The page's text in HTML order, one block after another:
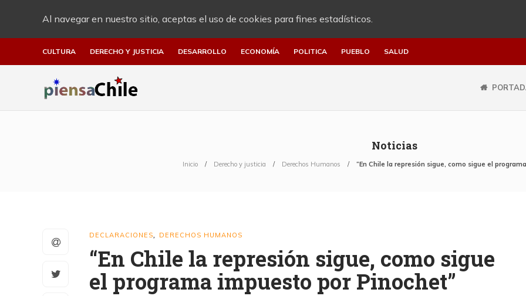
Al navegar en nuestro sitio, aceptas el uso de cookies para fines estadísticos.
CULTURA DERECHO Y JUSTICIA DESARROLLO ECONOMÍA POLITICA PUEBLO SALUD
Noticias
Inicio Derecho y justicia Derechos Humanos “En Chile la represión sigue, como sigue el
DECLARACIONES DERECHOS HUMANOS
“En Chile la represión sigue, como sigue
el programa impuesto por Pinochet”